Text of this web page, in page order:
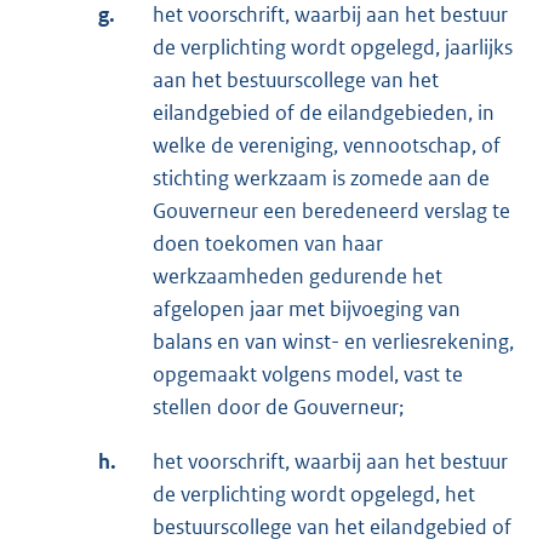
g.
het voorschrift, waarbij aan het bestuur
de verplichting wordt opgelegd, jaarlijks
aan het bestuurscollege van het
eilandgebied of de eilandgebieden, in
welke de vereniging, vennootschap, of
stichting werkzaam is zomede aan de
Gouverneur een beredeneerd verslag te
doen toekomen van haar
werkzaamheden gedurende het
afgelopen jaar met bijvoeging van
balans en van winst- en verliesrekening,
opgemaakt volgens model, vast te
stellen door de Gouverneur;
h.
het voorschrift, waarbij aan het bestuur
de verplichting wordt opgelegd, het
bestuurscollege van het eilandgebied of